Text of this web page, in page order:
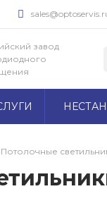
завод
Потолочные